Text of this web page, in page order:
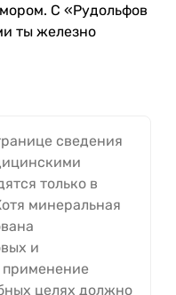
С «Рудольфов
ты железно
сведения
только в
минеральная
и
применение
целях должно